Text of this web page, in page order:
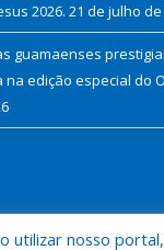
2026. 21 de julho de
guamaenses
na edição especial do
utilizar nosso